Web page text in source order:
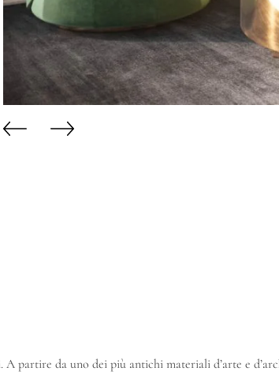
partire da uno dei più antichi materiali d’arte e